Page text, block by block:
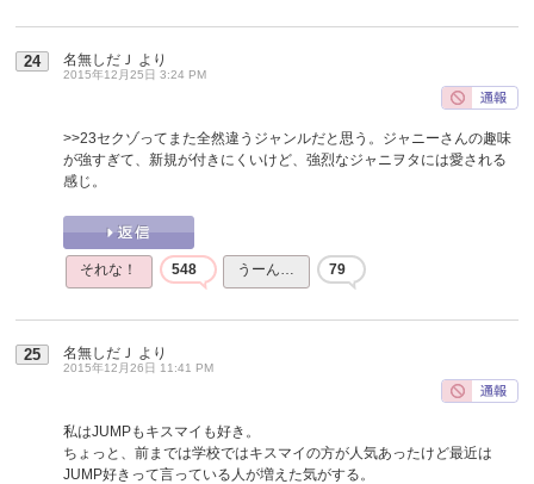
24 名無しだＪ より
2015年12月25日 3:24 PM
>>23セクゾってまた全然違うジャンルだと思う。ジャニーさんの趣味
が強すぎて、新規が付きにくいけど、強烈なジャニヲタには愛される
感じ。
それな！ 548 うーん… 79
25 名無しだＪ より
2015年12月26日 11:41 PM
私はJUMPもキスマイも好き。
ちょっと、前までは学校ではキスマイの方が人気あったけど最近は
JUMP好きって言っている人が増えた気がする。